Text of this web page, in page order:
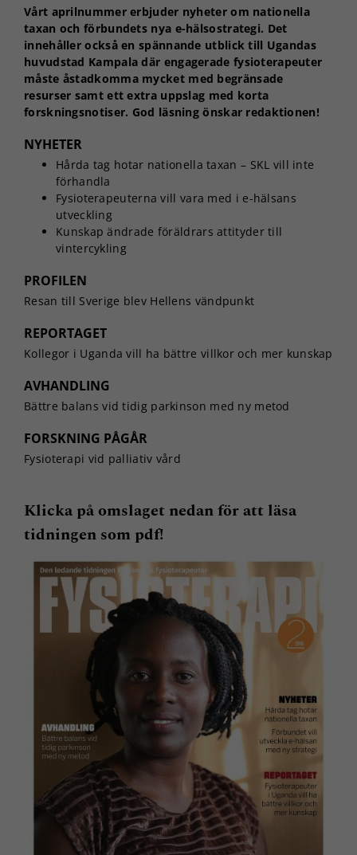
Vårt aprilnummer erbjuder nyheter om nationella
taxan och förbundets nya e-hälsostrategi. Det
innehåller också en spännande utblick till Ugandas
huvudstad Kampala där engagerade fysioterapeuter
måste åstadkomma mycket med begränsade
resurser samt ett extra uppslag med korta
forskningsnotiser. God läsning önskar redaktionen!
NYHETER
Hårda tag hotar nationella taxan – SKL vill inte
förhandla
Fysioterapeuterna vill vara med i e-hälsans
utveckling
Kunskap ändrade föräldrars attityder till
vintercykling
PROFILEN
Resan till Sverige blev Hellens vändpunkt
REPORTAGET
Kollegor i Uganda vill ha bättre villkor och mer kunskap
AVHANDLING
Bättre balans vid tidig parkinson med ny metod
FORSKNING PÅGÅR
Fysioterapi vid palliativ vård
Klicka på omslaget nedan för att läsa
tidningen som pdf!